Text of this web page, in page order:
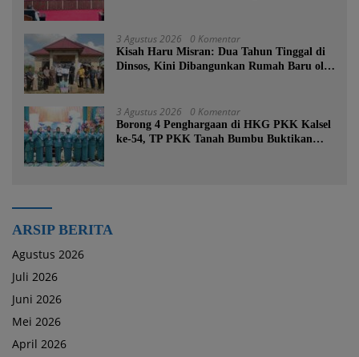
3 Agustus 2026 0 Komentar
Kisah Haru Misran: Dua Tahun Tinggal di
Dinsos, Kini Dibangunkan Rumah Baru oleh
3 Agustus 2026 0 Komentar
Borong 4 Penghargaan di HKG PKK Kalsel
ke-54, TP PKK Tanah Bumbu Buktikan
ARSIP BERITA
Agustus 2026
Juli 2026
Juni 2026
Mei 2026
April 2026